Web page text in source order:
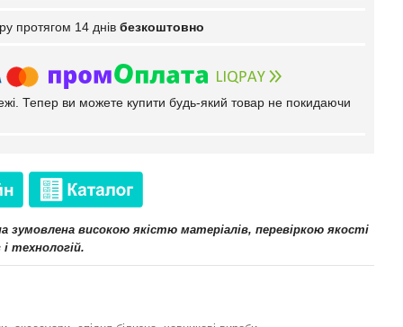
протягом 14 днів безкоштовно
Тепер ви можете купити будь-який товар не покидаючи
зумовлена високою якістю матеріалів, перевіркою якості
технологій.